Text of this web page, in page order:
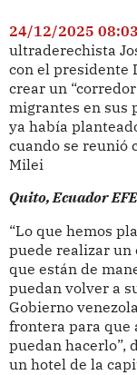
24/12/2025 08:03
ultraderechista
con el presidente
crear un
migrantes en sus
ya había
cuando se reunió
Milei
Quito, Ecuador EFE
“Lo que hemos
puede realizar un
que están de
puedan volver a
Gobierno
frontera para que
puedan hacerlo”,
un hotel de la